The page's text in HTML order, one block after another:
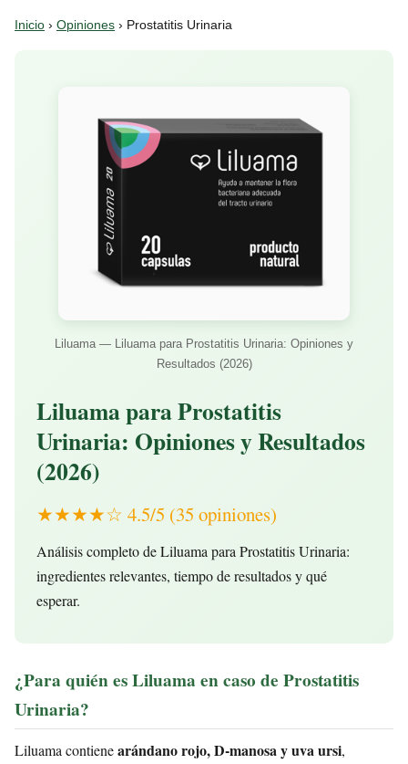
Inicio › Opiniones › Prostatitis Urinaria
Liluama — Liluama para Prostatitis Urinaria: Opiniones y
Resultados (2026)
Liluama para Prostatitis
Urinaria: Opiniones y Resultados
(2026)
★★★★☆ 4.5/5 (35 opiniones)
Análisis completo de Liluama para Prostatitis Urinaria:
ingredientes relevantes, tiempo de resultados y qué
esperar.
¿Para quién es Liluama en caso de Prostatitis
Urinaria?
Liluama contienearándano rojo, D-manosa y uva ursi,